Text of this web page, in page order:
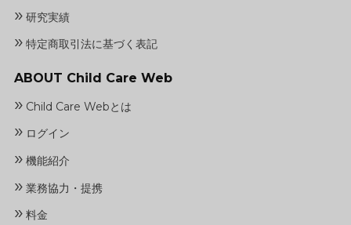
» 研究実績
» 特定商取引法に基づく表記
ABOUT Child Care Web
» Child Care Webとは
» ログイン
» 機能紹介
» 業務協力・提携
» 料金